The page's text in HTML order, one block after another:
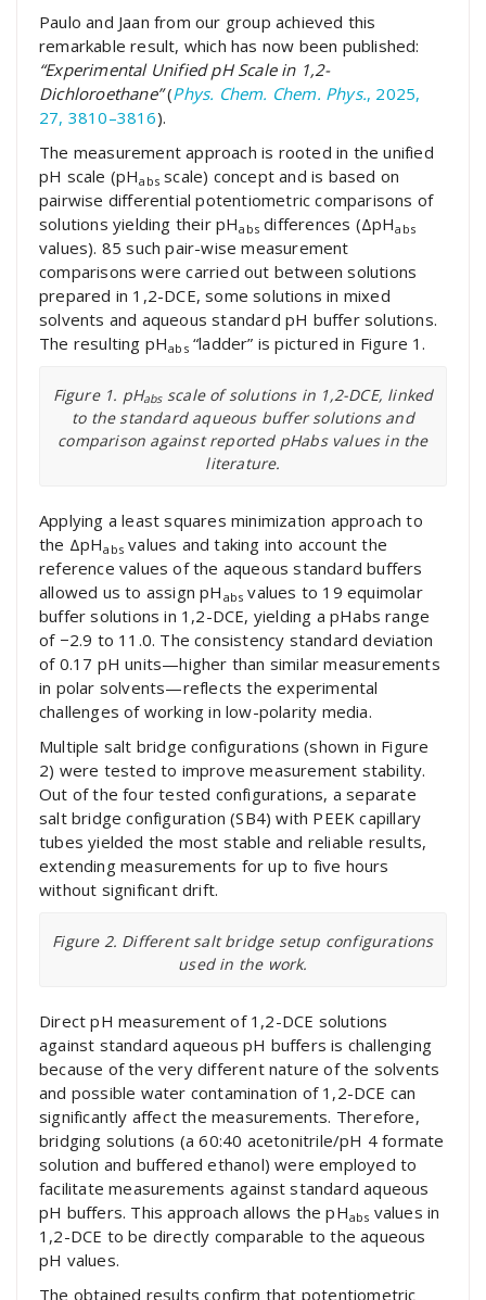
Paulo and Jaan from our group achieved this
remarkable result, which has now been published:
“Experimental Unified pH Scale in 1,2-
Dichloroethane”(Phys. Chem. Chem. Phys., 2025,
27, 3810–3816).
The measurement approach is rooted in the unified
pH scale (pHabs scale) concept and is based on
pairwise differential potentiometric comparisons of
solutions yielding their pHabs differences (ΔpHabs
values). 85 such pair-wise measurement
comparisons were carried out between solutions
prepared in 1,2-DCE, some solutions in mixed
solvents and aqueous standard pH buffer solutions.
The resulting pHabs“ladder” is pictured in Figure 1.
Figure 1. pHabsscale of solutions in 1,2-DCE, linked
to the standard aqueous buffer solutions and
comparison against reported pHabs values in the
literature.
Applying a least squares minimization approach to
the ΔpHabs values and taking into account the
reference values of the aqueous standard buffers
allowed us to assign pH abs values to 19 equimolar
buffer solutions in 1,2-DCE, yielding a pHabs range
of −2.9 to 11.0. The consistency standard deviation
of 0.17 pH units—higher than similar measurements
in polar solvents—reflects the experimental
challenges of working in low-polarity media.
Multiple salt bridge configurations (shown in Figure
2) were tested to improve measurement stability.
Out of the four tested configurations, a separate
salt bridge configuration (SB4) with PEEK capillary
tubes yielded the most stable and reliable results,
extending measurements for up to five hours
without significant drift.
Figure 2. Different salt bridge setup configurations
used in the work.
Direct pH measurement of 1,2-DCE solutions
against standard aqueous pH buffers is challenging
because of the very different nature of the solvents
and possible water contamination of 1,2-DCE can
significantly affect the measurements. Therefore,
bridging solutions (a 60:40 acetonitrile/pH 4 formate
solution and buffered ethanol) were employed to
facilitate measurements against standard aqueous
pH buffers. This approach allows the pHabs values in
1,2-DCE to be directly comparable to the aqueous
pH values.
The obtained results confirm that potentiometric